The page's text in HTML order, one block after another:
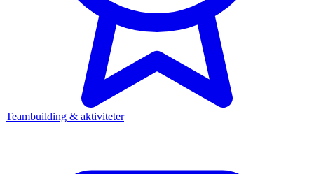
Teambuilding & aktiviteter